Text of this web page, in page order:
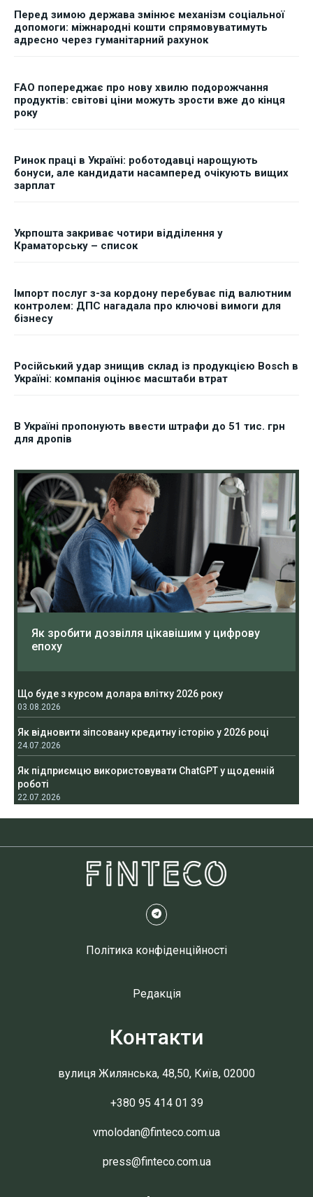
Перед зимою держава змінює механізм соціальної
допомоги: міжнародні кошти спрямовуватимуть
адресно через гуманітарний рахунок
FAO попереджає про нову хвилю подорожчання
продуктів: світові ціни можуть зрости вже до кінця
року
Ринок праці в Україні: роботодавці нарощують
бонуси, але кандидати насамперед очікують вищих
зарплат
Укрпошта закриває чотири відділення у
Краматорську – список
Імпорт послуг з-за кордону перебуває під валютним
контролем: ДПС нагадала про ключові вимоги для
бізнесу
Російський удар знищив склад із продукцією Bosch в
Україні: компанія оцінює масштаби втрат
В Україні пропонують ввести штрафи до 51 тис. грн
для дропів
Як зробити дозвілля цікавішим у цифрову
епоху
Що буде з курсом долара влітку 2026 року
03.08.2026
Як відновити зіпсовану кредитну історію у 2026 році
24.07.2026
Як підприємцю використовувати ChatGPT у щоденній
роботі
22.07.2026
Політика конфіденційності
Редакція
Контакти
вулиця Жилянська, 48,50, Київ, 02000
+380 95 414 01 39
vmolodan@finteco.com.ua
press@finteco.com.ua